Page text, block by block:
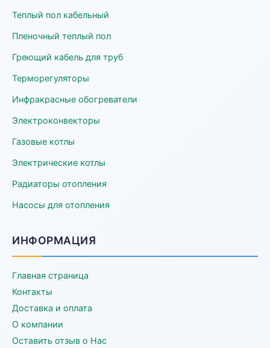
Теплый пол кабельный
Пленочный теплый пол
Греющий кабель для труб
Терморегуляторы
Инфракрасные обогреватели
Электроконвекторы
Газовые котлы
Электрические котлы
Радиаторы отопления
Насосы для отопления
ИНФОРМАЦИЯ
Главная страница
Контакты
Доставка и оплата
О компании
Оставить отзыв о Нас